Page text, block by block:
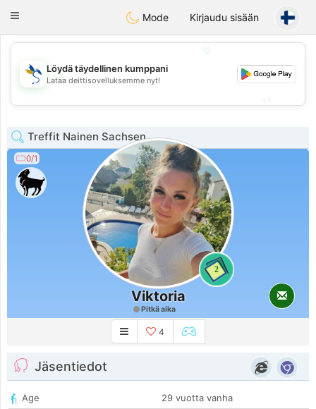
SvenskaDating
Toggle
Mode Kirjaudu sisään
💖
💕
Löydä täydellinen kumppani
Lataa deittisovelluksemme nyt!
Treffit Nainen Sachsen
0/1
2
Viktoria
Pitkä aika
4
Jäsentiedot
Age
29 vuotta vanha